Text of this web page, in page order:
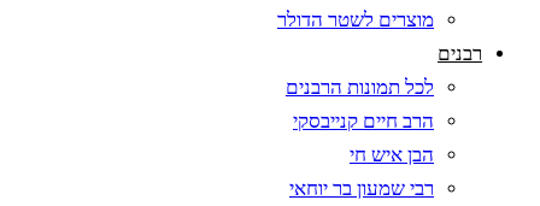
מוצרים לשטר הדולר
רבנים
לכל תמונות הרבנים
הרב חיים קנייבסקי
הבן איש חי
רבי שמעון בר יוחאי